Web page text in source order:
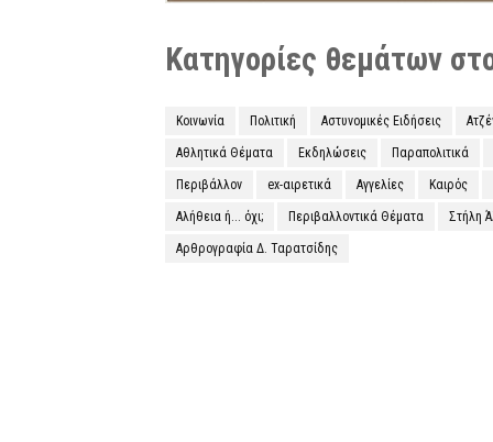
Κατηγορίες θεμάτων
Κοινωνία Πολιτική Αστυνομικές Ειδήσεις
Αθλητικά Θέματα Εκδηλώσεις Παραπολιτικά
Περιβάλλον ex-αιρετικά Αγγελίες Καιρός
Αλήθεια ή... όχι; Περιβαλλοντικά Θέματα Στήλη
Αρθρογραφία Δ. Ταρατσίδης